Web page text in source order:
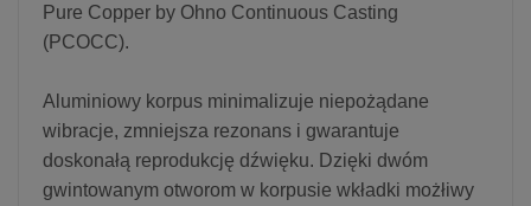
Pure Copper by Ohno Continuous Casting
(PCOCC).
Aluminiowy korpus minimalizuje niepożądane
wibracje, zmniejsza rezonans i gwarantuje
doskonałą reprodukcję dźwięku. Dzięki dwóm
gwintowanym otworom w korpusie wkładki możłiwy